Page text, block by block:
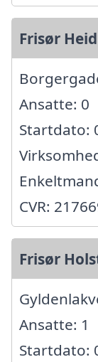
Frisør
Ansatte: 0
Startdato:
CVR:
Frisør
Ansatte: 1
Startdato: